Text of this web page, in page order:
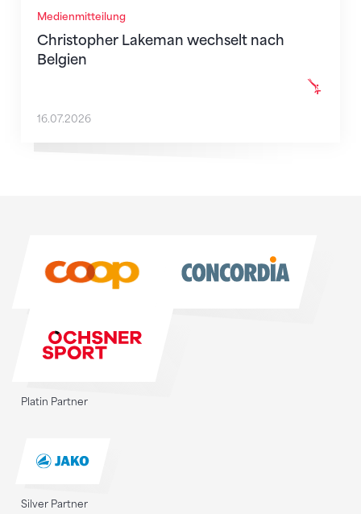
Medienmitteilung
Christopher Lakeman wechselt nach
Belgien
16.07.2026
Platin Partner
Silver Partner